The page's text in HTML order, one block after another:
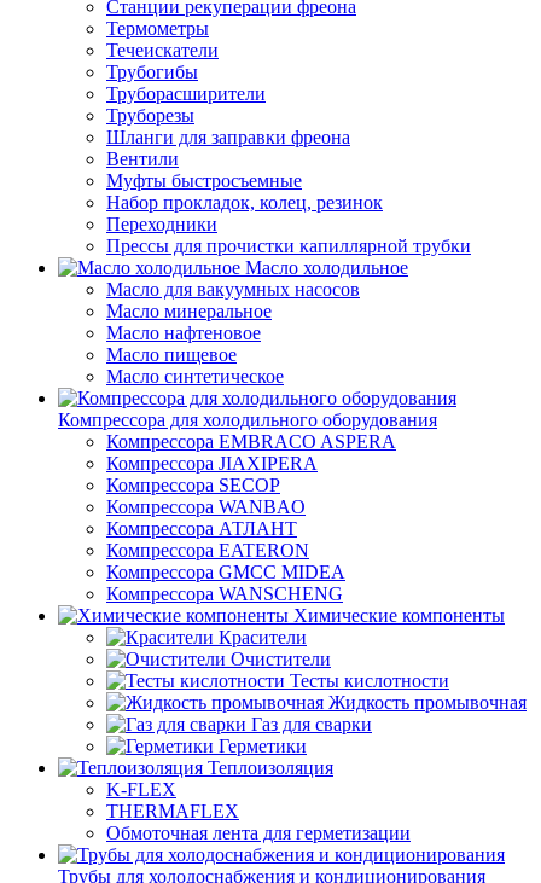
Станции рекуперации фреона
Термометры
Течеискатели
Трубогибы
Труборасширители
Труборезы
Шланги для заправки фреона
Вентили
Муфты быстросъемные
Набор прокладок, колец, резинок
Переходники
Прессы для прочистки капиллярной трубки
Масло холодильное
Масло для вакуумных насосов
Масло минеральное
Масло нафтеновое
Масло пищевое
Масло синтетическое
Компрессора для холодильного оборудования
Компрессора EMBRACO ASPERA
Компрессора JIAXIPERA
Компрессора SECOP
Компрессора WANBAO
Компрессора АТЛАНТ
Компрессора EATERON
Компрессора GMCC MIDEA
Компрессора WANSCHENG
Химические компоненты
Красители
Очистители
Тесты кислотности
Жидкость промывочная
Газ для сварки
Герметики
Теплоизоляция
K-FLEX
THERMAFLEX
Обмоточная лента для герметизации
Трубы для холодоснабжения и кондиционирования